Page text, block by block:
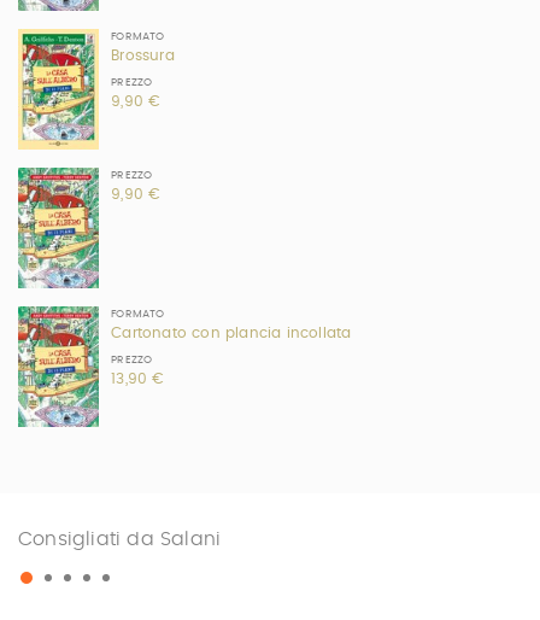
FORMATO
Brossura
PREZZO
9,90 €
PREZZO
9,90 €
FORMATO
Cartonato con plancia incollata
PREZZO
13,90 €
Consigliati da Salani